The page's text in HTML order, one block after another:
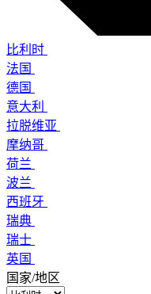
比利时
法国
德国
意大利
拉脱维亚
摩纳哥
荷兰
波兰
西班牙
瑞典
瑞士
英国
国家/地区